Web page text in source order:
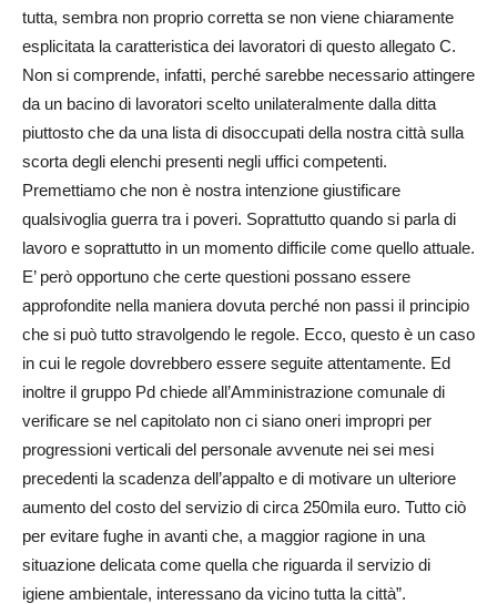
tutta, sembra non proprio corretta se non viene chiaramente
esplicitata la caratteristica dei lavoratori di questo allegato C.
Non si comprende, infatti, perché sarebbe necessario attingere
da un bacino di lavoratori scelto unilateralmente dalla ditta
piuttosto che da una lista di disoccupati della nostra città sulla
scorta degli elenchi presenti negli uffici competenti.
Premettiamo che non è nostra intenzione giustificare
qualsivoglia guerra tra i poveri. Soprattutto quando si parla di
lavoro e soprattutto in un momento difficile come quello attuale.
E’ però opportuno che certe questioni possano essere
approfondite nella maniera dovuta perché non passi il principio
che si può tutto stravolgendo le regole. Ecco, questo è un caso
in cui le regole dovrebbero essere seguite attentamente. Ed
inoltre il gruppo Pd chiede all’Amministrazione comunale di
verificare se nel capitolato non ci siano oneri impropri per
progressioni verticali del personale avvenute nei sei mesi
precedenti la scadenza dell’appalto e di motivare un ulteriore
aumento del costo del servizio di circa 250mila euro. Tutto ciò
per evitare fughe in avanti che, a maggior ragione in una
situazione delicata come quella che riguarda il servizio di
igiene ambientale, interessano da vicino tutta la città”.